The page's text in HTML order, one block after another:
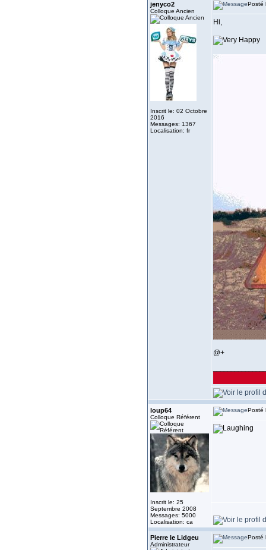
jenyco2
Colloque Ancien
Inscrit le: 02 Octobre
2016
Messages: 1367
Localisation: fr
Posté
Hi,
@+
loup64
Colloque Référent
Inscrit le: 25
Septembre 2008
Messages: 5000
Localisation: ca
Posté
Pierre le Lidgeu
Administrateur
Posté